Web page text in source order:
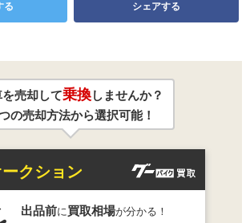
る シェアする
売却して乗換しませんか？
の売却方法から選択可能！
クション
出品前に買取相場が分かる！